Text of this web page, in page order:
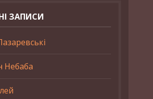
ЗАПИСИ
Небаба